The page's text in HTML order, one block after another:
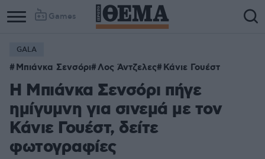
Games
GALA
Μπιάνκα Σενσόρι Λος Άντζελες Κάνιε Γουέστ
H Μπιάνκα Σενσόρι πήγε
ημίγυμνη για σινεμά με τον
Κάνιε Γουέστ, δείτε
φωτογραφίες